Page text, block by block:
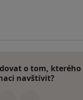
byl odstraněn
o tom,
navštívit?